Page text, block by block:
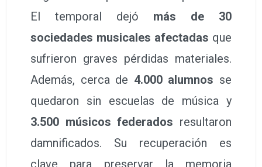
El temporal dejó más de 30
sociedades musicales afectadas que
sufrieron graves pérdidas materiales.
Además, cerca de 4.000 alumnos se
quedaron sin escuelas de música y
3.500 músicos federados resultaron
damnificados. Su recuperación es
clave para preservar la memoria